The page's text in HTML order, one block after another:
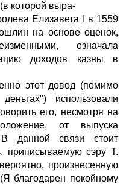
которой выра-
Елизавета I в 1559
на основе оценок,
означала
доходов казны в
этот довод (помимо
использовали
его, несмотря на
от выпуска
В данной связи стоит
приписываемую сэру Т.
произнесенную
благодарен покойному